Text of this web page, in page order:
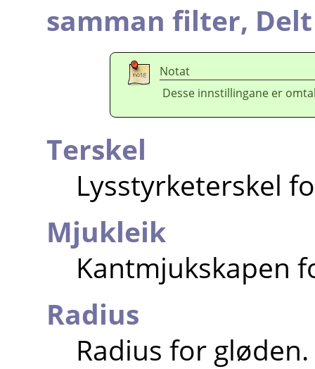
samman filter,
Notat
Desse innstillingane er
Terskel
Lysstyrketerskel
Mjukleik
Kantmjukskapen
Radius
Radius for gløden.